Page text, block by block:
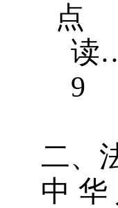
读
9
二、
中